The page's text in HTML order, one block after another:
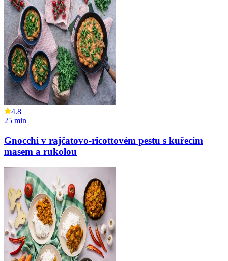
4.8
25 min
Gnocchi v rajčatovo-ricottovém pestu s kuřecím
masem a rukolou